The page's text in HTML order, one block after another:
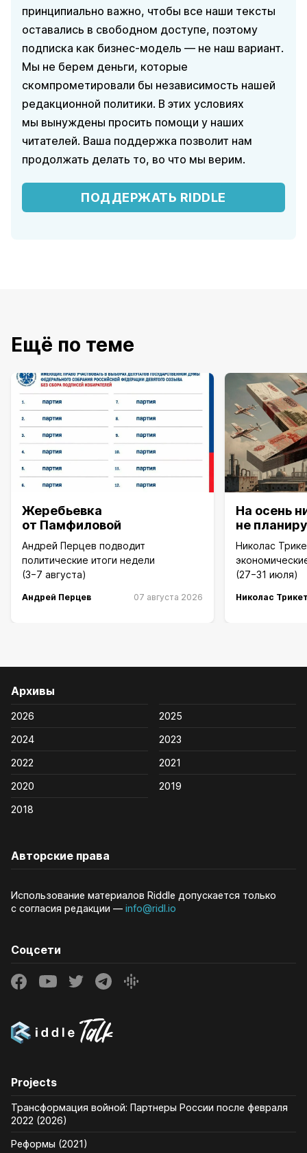
принципиально важно, чтобы все наши тексты
оставались в свободном доступе, поэтому
подписка как бизнес-модель — не наш вариант.
Мы не берем деньги, которые
скомпрометировали бы независимость нашей
редакционной политики. В этих условиях
мы вынуждены просить помощи у наших
читателей. Ваша поддержка позволит нам
продолжать делать то, во что мы верим.
ПОДДЕРЖАТЬ RIDDLE
Ещё по теме
Жеребьевка
от Памфиловой
Андрей Перцев подводит
политические итоги недели
(3−7 августа)
Андрей Перцев 07 августа 2026
На осень
не
Николас
(27−31 июля)
Николас
Архивы
2026
2025
2024
2023
2022
2021
2020
2019
2018
Авторские права
Использование материалов Riddle допускается только
с согласия редакции — info@ridl.io
Соцсети
Projects
Трансформация войной: Партнеры России после февраля
2022 (2026)
Реформы (2021)